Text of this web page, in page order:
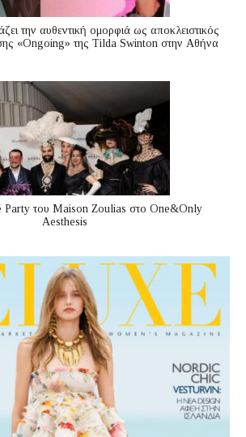
την αυθεντική ομορφιά ως αποκλειστικός
«Ongoing» της Tilda Swinton στην Αθήνα
του Maison Zoulias στο One&Only
Aesthesis